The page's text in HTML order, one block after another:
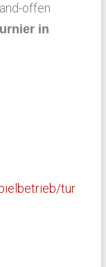
offen
in
tur